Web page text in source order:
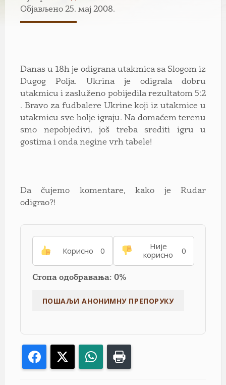
Објављено 25. мај 2008.
Danas u 18h je odigrana utakmica sa Slogom iz
Dugog Polja. Ukrina je odigrala dobru
utakmicu i zasluženo pobijedila rezultatom 5:2
. Bravo za fudbalere Ukrine koji iz utakmice u
utakmicu sve bolje igraju. Na domaćem terenu
smo nepobjedivi, još treba srediti igru u
gostima i onda negine vrh tabele!
Da čujemo komentare, kako je Rudar
odigrao?!
Корисно 0
Није
корисно
0
Стопа одобравања: 0%
Facebook WhatsApp